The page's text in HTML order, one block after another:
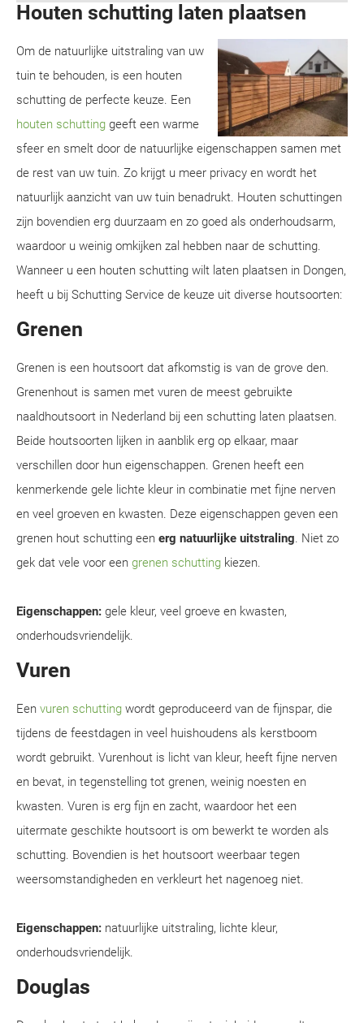
Houten schutting laten plaatsen
Om de natuurlijke uitstraling van uw
tuin te behouden, is een houten
schutting de perfecte keuze. Een
houten schutting geeft een warme
sfeer en smelt door de natuurlijke eigenschappen samen met
de rest van uw tuin. Zo krijgt u meer privacy en wordt het
natuurlijk aanzicht van uw tuin benadrukt. Houten schuttingen
zijn bovendien erg duurzaam en zo goed als onderhoudsarm,
waardoor u weinig omkijken zal hebben naar de schutting.
Wanneer u een houten schutting wilt laten plaatsen in Dongen,
heeft u bij Schutting Service de keuze uit diverse houtsoorten:
Grenen
Grenen is een houtsoort dat afkomstig is van de grove den.
Grenenhout is samen met vuren de meest gebruikte
naaldhoutsoort in Nederland bij een schutting laten plaatsen.
Beide houtsoorten lijken in aanblik erg op elkaar, maar
verschillen door hun eigenschappen. Grenen heeft een
kenmerkende gele lichte kleur in combinatie met fijne nerven
en veel groeven en kwasten. Deze eigenschappen geven een
grenen hout schutting een erg natuurlijke uitstraling. Niet zo
gek dat vele voor een grenen schutting kiezen.
Eigenschappen: gele kleur, veel groeve en kwasten,
onderhoudsvriendelijk.
Vuren
Een vuren schutting wordt geproduceerd van de fijnspar, die
tijdens de feestdagen in veel huishoudens als kerstboom
wordt gebruikt. Vurenhout is licht van kleur, heeft fijne nerven
en bevat, in tegenstelling tot grenen, weinig noesten en
kwasten. Vuren is erg fijn en zacht, waardoor het een
uitermate geschikte houtsoort is om bewerkt te worden als
schutting. Bovendien is het houtsoort weerbaar tegen
weersomstandigheden en verkleurt het nagenoeg niet.
Eigenschappen: natuurlijke uitstraling, lichte kleur,
onderhoudsvriendelijk.
Douglas